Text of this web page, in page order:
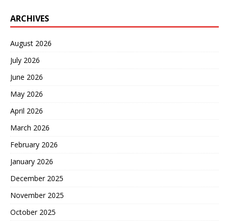
ARCHIVES
August 2026
July 2026
June 2026
May 2026
April 2026
March 2026
February 2026
January 2026
December 2025
November 2025
October 2025